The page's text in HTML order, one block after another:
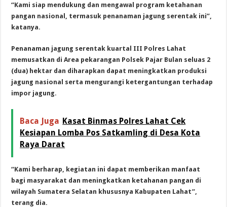
“Kami siap mendukung dan mengawal program ketahanan
pangan nasional, termasuk penanaman jagung serentak ini”,
katanya.
Penanaman jagung serentak kuartal III Polres Lahat
memusatkan di Area pekarangan Polsek Pajar Bulan seluas 2
(dua) hektar dan diharapkan dapat meningkatkan produksi
jagung nasional serta mengurangi ketergantungan terhadap
impor jagung.
Baca Juga Kasat Binmas Polres Lahat Cek
Kesiapan Lomba Pos Satkamling di Desa Kota
Raya Darat
“Kami berharap, kegiatan ini dapat memberikan manfaat
bagi masyarakat dan meningkatkan ketahanan pangan di
wilayah Sumatera Selatan khususnya Kabupaten Lahat”,
terang dia.